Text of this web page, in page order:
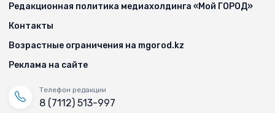
Редакционная политика медиахолдинга «Мой ГОРОД»
Контакты
Возрастные ограничения на mgorod.kz
Реклама на сайте
Телефон редакции
8 (7112) 513-997